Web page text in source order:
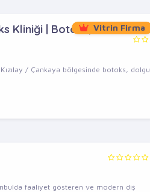
Vitrin Firma
Kliniği | Botoks,
/ Çankaya bölgesinde botoks, dolgu
faaliyet gösteren ve modern diş